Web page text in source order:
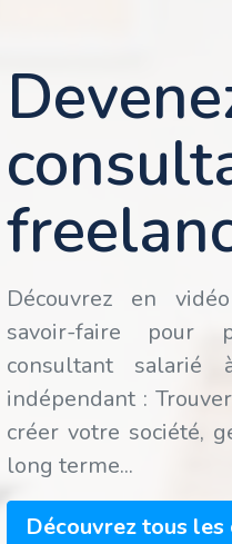
Découvrez en
savoir-faire pour
consultant salarié
indépendant :
créer votre société,
long terme...
Découvrez tous les